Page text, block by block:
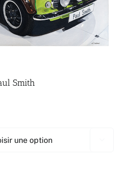
Smith
€